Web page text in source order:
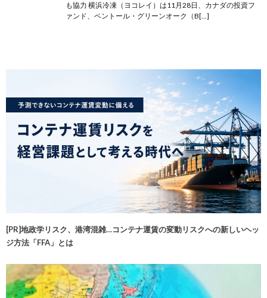
も協力 横浜冷凍（ヨコレイ）は11月28日、カナダの投資フ
ァンド、ベントール・グリーンオーク（B[…]
[PR]地政学リスク、港湾混雑…コンテナ運賃の変動リスクへの新しいヘッ
ジ方法「FFA」とは